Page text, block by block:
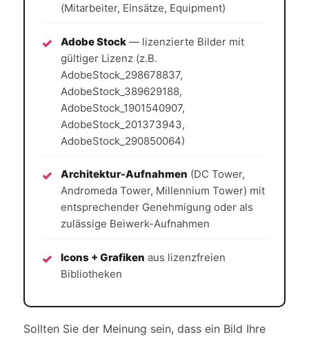
(Mitarbeiter, Einsätze, Equipment)
Adobe Stock — lizenzierte Bilder mit
gültiger Lizenz (z.B.
AdobeStock_298678837,
AdobeStock_389629188,
AdobeStock_1901540907,
AdobeStock_201373943,
AdobeStock_290850064)
Architektur-Aufnahmen (DC Tower,
Andromeda Tower, Millennium Tower) mit
entsprechender Genehmigung oder als
zulässige Beiwerk-Aufnahmen
Icons + Grafiken aus lizenzfreien
Bibliotheken
Sollten Sie der Meinung sein, dass ein Bild Ihre